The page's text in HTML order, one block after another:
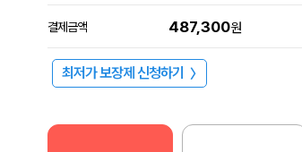
결제금액 487,300원
최저가 보장제 신청하기 〉